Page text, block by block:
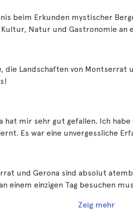
beim Erkunden mystischer
Natur und Gastronomie an
die Landschaften von
hat mir sehr gut gefallen. Ich
Es war eine unvergessliche
und Gerona sind absolut
einem einzigen Tag besuchen
Zeig mehr